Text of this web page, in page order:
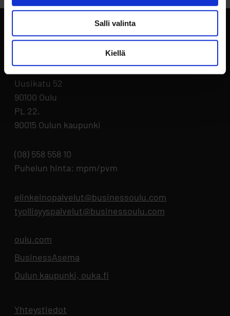
Salli valinta
Kiellä
BusinessOulu
Uusikatu 52
90100 Oulu
PL 22,
90015 Oulun kaupunki
(08) 558 558 10
Puhelun hinta: mpm/pvm
elinkeinopalvelut@businessoulu.com
tyollisyyspalvelut@businessoulu.com
oulu.com
BusinessAsema
Oulun kaupunki, ouka.fi
Yhteystiedot